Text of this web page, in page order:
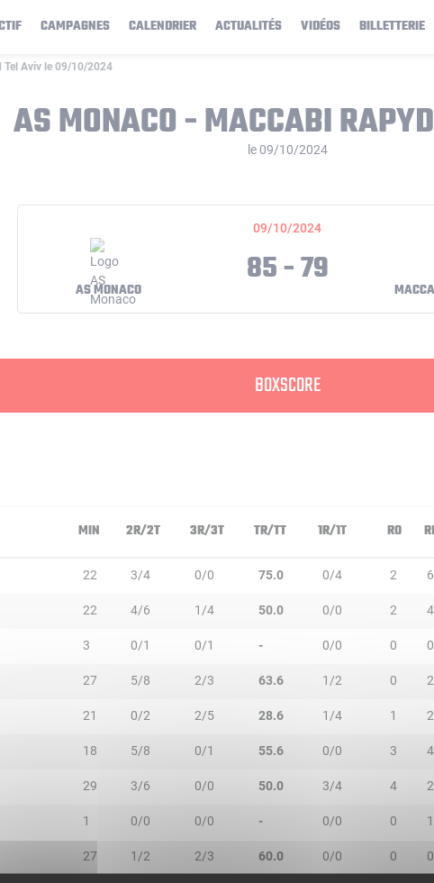
CAMPAGNES CALENDRIER ACTUALITÉS VIDÉOS BILLETTERIE
Tel Aviv le 09/10/2024
AS MONACO - MACCABI
le 09/10/2024
09/10/2024
AS MONACO 85 - 79
BOXSCORE
MIN 2R/2T 3R/3T TR/TT 1R/1T RO
22 3/4 0/0 75.0 0/4 2 6
22 4/6 1/4 50.0 0/0 2 4
3 0/1 0/1 - 0/0 0 0
27 5/8 2/3 63.6 1/2 0 2
21 0/2 2/5 28.6 1/4 1 2
18 5/8 0/1 55.6 0/0 3 4
29 3/6 0/0 50.0 3/4 4 2
1 0/0 0/0 - 0/0 0 1
27 1/2 2/3 60.0 0/0 0 0